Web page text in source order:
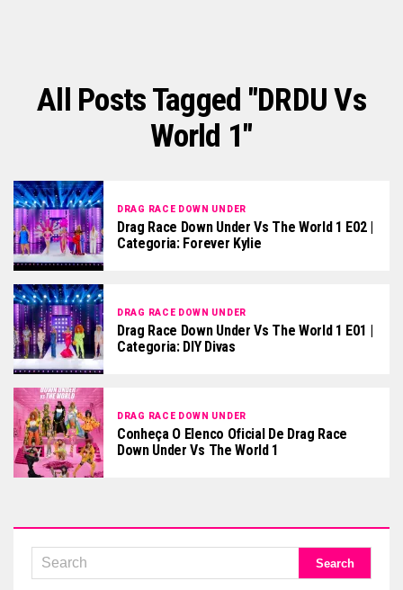
All Posts Tagged "DRDU Vs
World 1"
DRAG RACE DOWN UNDER
Drag Race Down Under Vs The World 1 E02 |
Categoria: Forever Kylie
DRAG RACE DOWN UNDER
Drag Race Down Under Vs The World 1 E01 |
Categoria: DIY Divas
DRAG RACE DOWN UNDER
Conheça O Elenco Oficial De Drag Race
Down Under Vs The World 1